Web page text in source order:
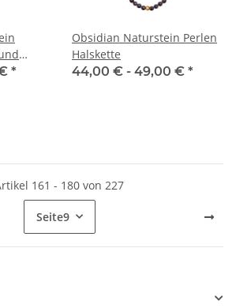
*
Obsidian Naturstein Perlen
Halskette
44,00 € - 49,00 € *
161 - 180 von 227
Seite9